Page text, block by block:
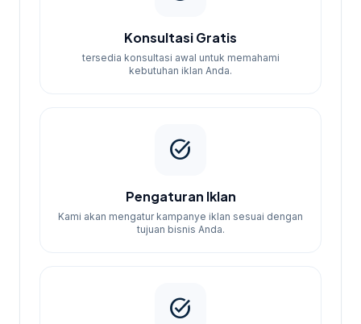
Konsultasi Gratis
tersedia konsultasi awal untuk memahami
kebutuhan iklan Anda.
task_alt
Pengaturan Iklan
Kami akan mengatur kampanye iklan sesuai dengan
tujuan bisnis Anda.
task_alt